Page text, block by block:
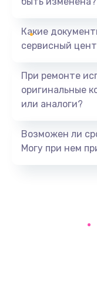
Замена
Замена,
Какие
сервисный
При ремонте
оригинальные
или аналоги?
Возможен ли
Могу при нем